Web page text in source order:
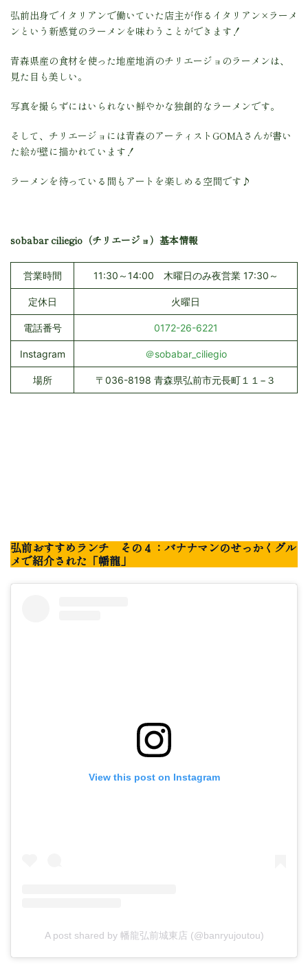
弘前出身でイタリアンで働いていた店主が作るイタリアン×ラーメ
ンという新感覚のラーメンを味わうことができます！
青森県産の食材を使った地産地消のチリエージョのラーメンは、
見た目も美しい。
写真を撮らずにはいられない鮮やかな独創的なラーメンです。
そして、チリエージョには青森のアーティストGOMAさんが書い
た絵が壁に描かれています！
ラーメンを待っている間もアートを楽しめる空間です♪
sobabar ciliegio（チリエージョ）基本情報
営業時間 11:30～14:00 木曜日のみ夜営業 17:30～
定休日 火曜日
電話番号 0172-26-6221
Instagram ＠sobabar_ciliegio
場所 〒036-8198 青森県弘前市元長町１１−３
弘前おすすめランチ その４：バナナマンのせっかくグル
メで紹介された「幡龍」
View this post on Instagram
A post shared by 幡龍弘前城東店 (@banryujoutou)